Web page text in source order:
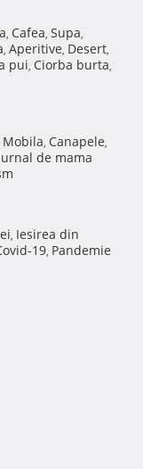
, Cafea, Supa,
, Aperitive, Desert,
pui, Ciorba burta,
Mobila, Canapele,
de mama
, Iesirea din
19, Pandemie